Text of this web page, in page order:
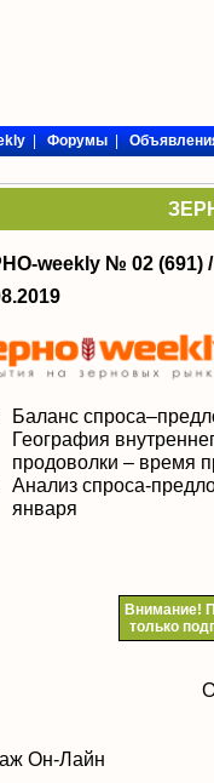
|Форумы|
weekly № 02 (691)
Баланс
География
продоволки – время
Анализ спроса-
января
Внимание!
только
Он-Лайн